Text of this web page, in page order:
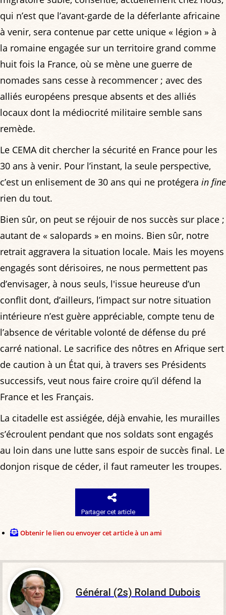
qui n’est que l’avant-garde de la déferlante africaine
à venir, sera contenue par cette unique « légion » à
la romaine engagée sur un territoire grand comme
huit fois la France, où se mène une guerre de
nomades sans cesse à recommencer ; avec des
alliés européens presque absents et des alliés
locaux dont la médiocrité militaire semble sans
remède.
Le CEMA dit chercher la sécurité en France pour les
30 ans à venir. Pour l’instant, la seule perspective,
c’est un enlisement de 30 ans qui ne protégera in fine
rien du tout.
Bien sûr, on peut se réjouir de nos succès sur place ;
autant de « salopards » en moins. Bien sûr, notre
retrait aggravera la situation locale. Mais les moyens
engagés sont dérisoires, ne nous permettent pas
d’envisager, à nous seuls, l'issue heureuse d’un
conflit dont, d’ailleurs, l’impact sur notre situation
intérieure n’est guère appréciable, compte tenu de
l’absence de véritable volonté de défense du pré
carré national. Le sacrifice des nôtres en Afrique sert
de caution à un État qui, à travers ses Présidents
successifs, veut nous faire croire qu’il défend la
France et les Français.
La citadelle est assiégée, déjà envahie, les murailles
s’écroulent pendant que nos soldats sont engagés
au loin dans une lutte sans espoir de succès final. Le
donjon risque de céder, il faut rameuter les troupes.
Partager cet article
Obtenir le lien ou envoyer cet article à un ami
Général (2s) Roland Dubois